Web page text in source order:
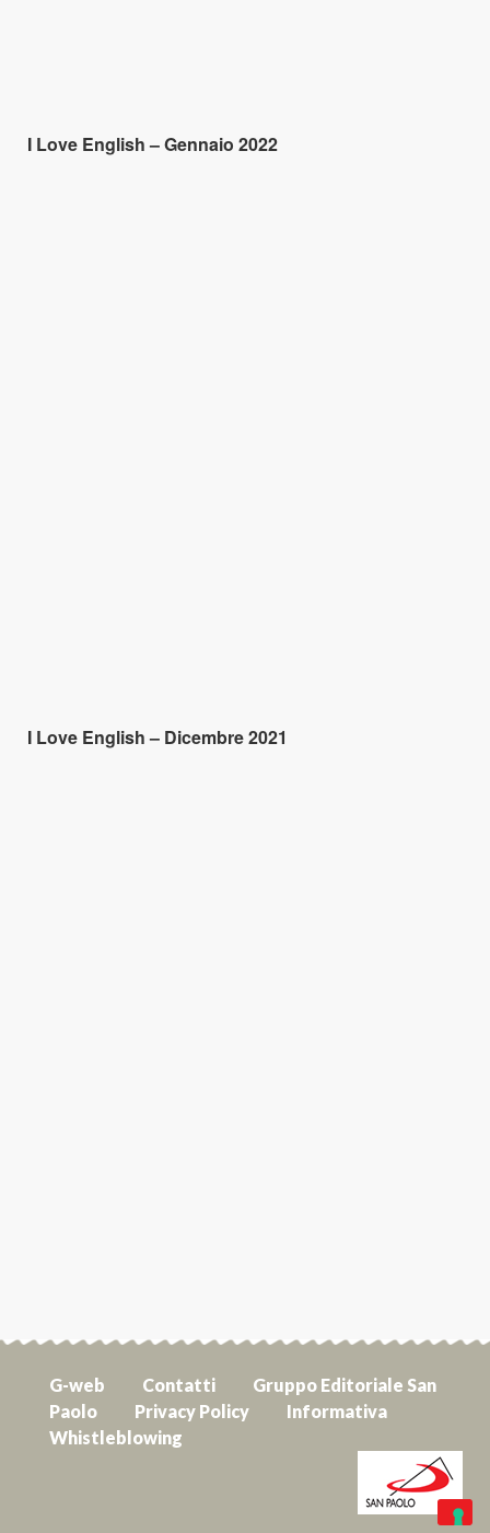
I Love English – Gennaio 2022
I Love English – Dicembre 2021
G-web Contatti
Gruppo Editoriale San
Paolo
Privacy Policy
Informativa
Whistleblowing